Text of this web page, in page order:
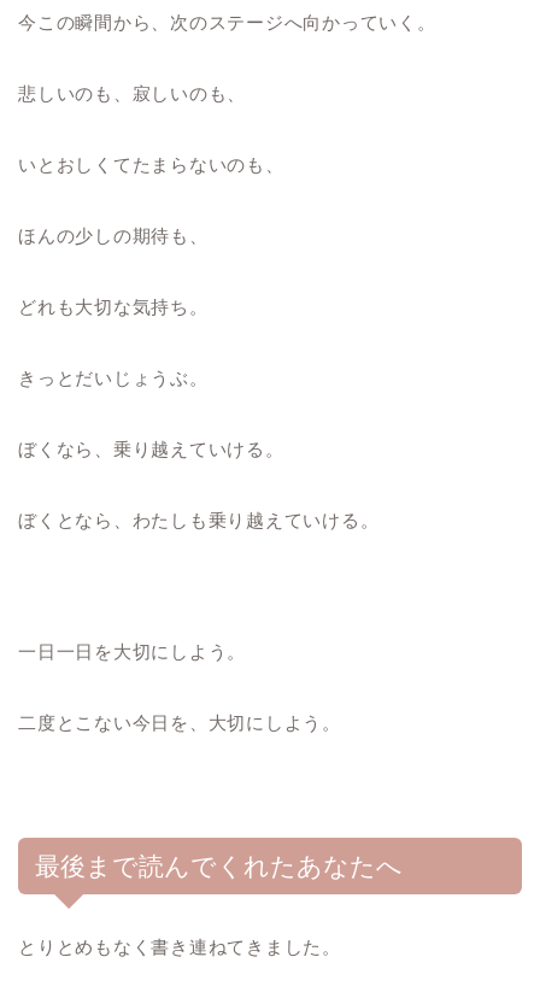
今この瞬間から、次のステージへ向かっていく。
悲しいのも、寂しいのも、
いとおしくてたまらないのも、
ほんの少しの期待も、
どれも大切な気持ち。
きっとだいじょうぶ。
ぼくなら、乗り越えていける。
ぼくとなら、わたしも乗り越えていける。
一日一日を大切にしよう。
二度とこない今日を、大切にしよう。
最後まで読んでくれたあなたへ
とりとめもなく書き連ねてきました。